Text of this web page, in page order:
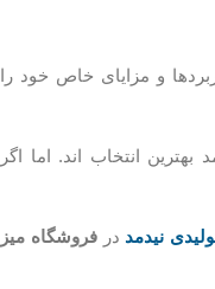
و مزایای خاص خود را
انتخاب‌ اند. اما اگر
نیدمد درفروشگاه میز